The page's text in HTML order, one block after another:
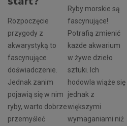
Rozpoczęcie
przygody z
akwarystyką to
fascynujące
doświadczenie.
Jednak zanim
pojawią się w nim
ryby, warto dobrze
przemyśleć
Ryby morskie są
fascynujące!
Potrafią zmienić
każde akwarium
w żywe dzieło
sztuki. Ich
hodowla wiąże się
jednak z
większymi
wymaganiami niż